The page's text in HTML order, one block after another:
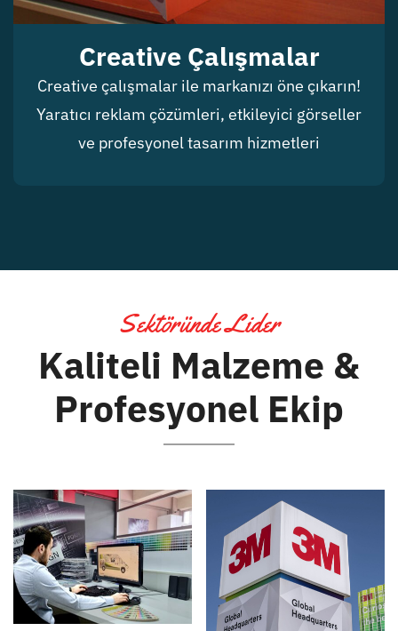
Creative Çalışmalar
Creative çalışmalar ile markanızı öne çıkarın!
Yaratıcı reklam çözümleri, etkileyici görseller
ve profesyonel tasarım hizmetleri
Sektöründe Lider
Kaliteli Malzeme &
Profesyonel Ekip